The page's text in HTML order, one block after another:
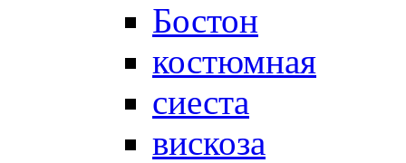
Бостон
костюмная
сиеста
вискоза